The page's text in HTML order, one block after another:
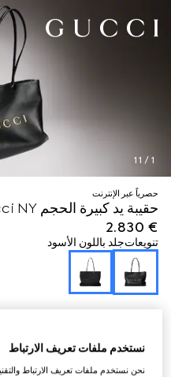
1
/
11
حصرياً عبر الإنترنت
حقيبة يد كبيرة الحجم Gucci NY
€ 2.830
تنويعاتجلد باللون الأسود
نستخدم ملفات تعريف الارتباط
نحن نستخدم ملفات تعريف الارتباط